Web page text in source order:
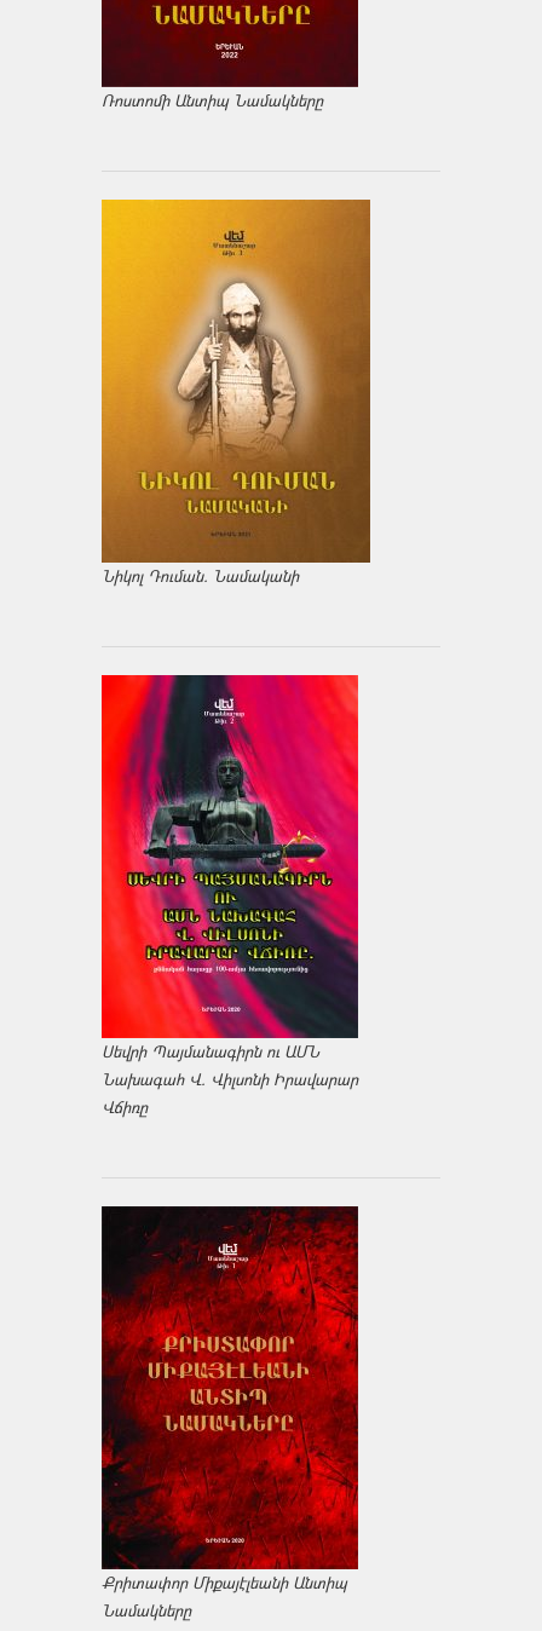
Ռոստոմի Անտիպ Նամակները
Նիկոլ Դուման. Նամականի
Սեվրի Պայմանագիրն ու ԱՄՆ
Նախագահ Վ. Վիլսոնի Իրավարար
Վճիռը
Քրիտափոր Միքայէլեանի Անտիպ
Նամակները